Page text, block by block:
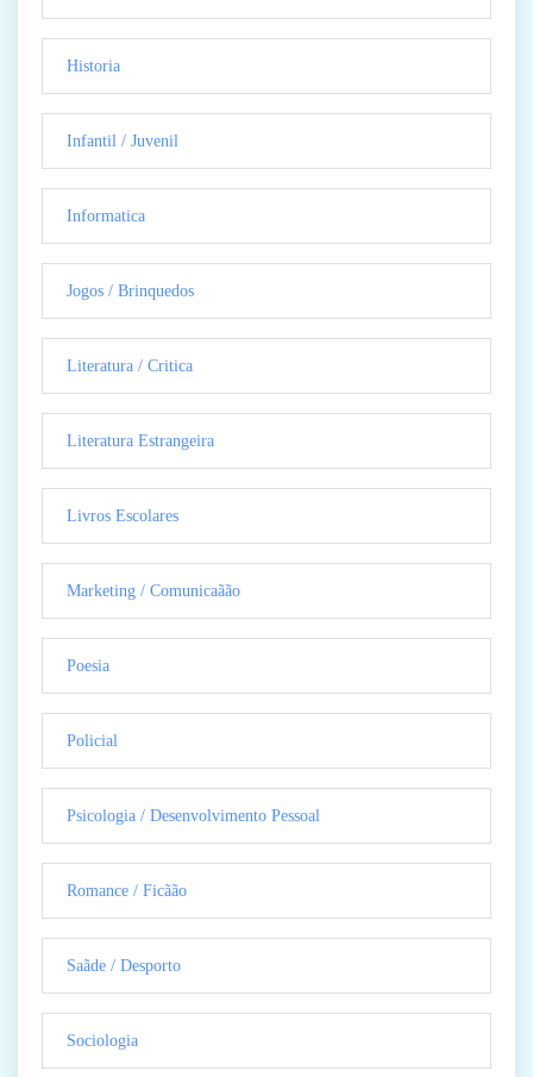
Historia
Infantil / Juvenil
Informatica
Jogos / Brinquedos
Literatura / Critica
Literatura Estrangeira
Livros Escolares
Marketing / Comunicaãão
Poesia
Policial
Psicologia / Desenvolvimento Pessoal
Romance / Ficãão
Saãde / Desporto
Sociologia